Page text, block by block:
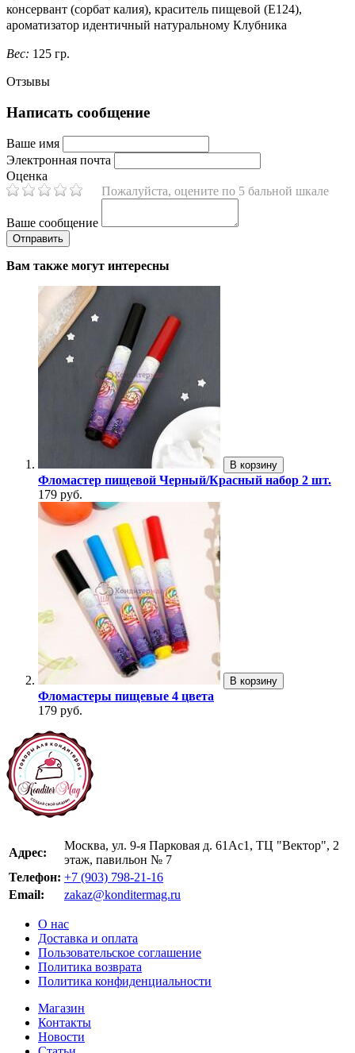
консервант (сорбат калия), краситель пищевой (Е124),
ароматизатор идентичный натуральному Клубника
Вес: 125 гр.
Отзывы
Написать сообщение
Ваше имя
Электронная почта
Оценка
Пожалуйста, оцените по 5 бальной шкале
Ваше сообщение
Вам также могут интересны
В корзину
Фломастер пищевой Черный/Красный набор 2 шт.
179 руб.
В корзину
Фломастеры пищевые 4 цвета
179 руб.
Адрес:
Москва, ул. 9-я Парковая д. 61Ас1, ТЦ "Вектор", 2
этаж, павильон № 7
Телефон: +7 (903) 798-21-16
Email:
zakaz@konditermag.ru
О нас
Доставка и оплата
Пользовательское соглашение
Политика возврата
Политика конфиденциальности
Магазин
Контакты
Новости